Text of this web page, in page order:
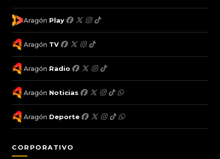
Aragón Play
Aragón TV
Aragón Radio
Aragón Noticias
Aragón Deporte
CORPORATIVO